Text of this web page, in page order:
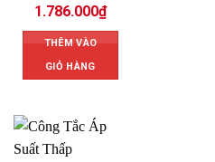
1.786.000₫
THÊM VÀO
GIỎ HÀNG